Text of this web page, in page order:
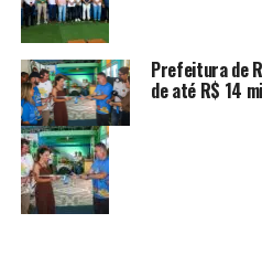
Prefeitura de
de até R$ 14